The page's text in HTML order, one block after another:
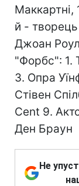
й - творець
Джоан
"Форбс": 1.
3. Опра
Стівен
Cent 9.
Ден Браун
Не